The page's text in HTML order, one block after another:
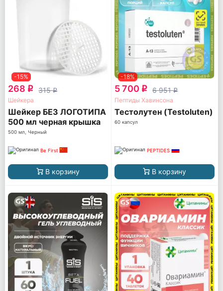
-15%
268 q 315q
Шейкера
Шейкер БЕЗ ЛОГОТИПА
500 мл черная крышка
(TS 1255-BLACK-NL)
500 мл, Черный
Be First
В корзину
-18%
5 700 q 6 951q
Пептиды Хавинсона
Тестолутен (Testoluten)
60 капсул
PEPTIDES
В корзину